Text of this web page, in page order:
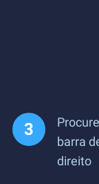
barra
direito